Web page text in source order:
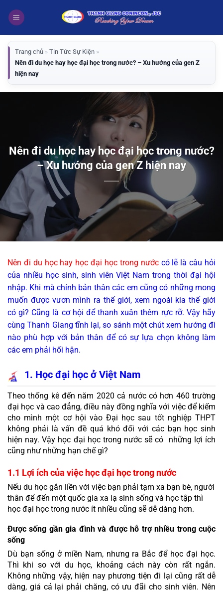
qua
dung
Trang chủ » Tin Tức Sự Kiện »
Nên đi du học hay học đại học trong nước? – Xu hướng của gen Z
hiện nay
Nên đi du học hay học đại học trong nước?
– Xu hướng của gen Z hiện nay
Nên đi du học hay học đại học trong nước có lẽ là câu hỏi
của nhiều học sinh, sinh viên Việt Nam trong thời đại hội
nhập. Khi mà chính bản thân các em cũng có những mong
muốn được vươn mình ra thế giới, xem ngoài kia thế giới
có gì? Cũng là cơ hội để thanh xuân thêm rực rỡ. Vậy hãy
cùng Thanh Giang tĩnh lại, so sánh một chút xem hướng đi
nào phù hợp với bản thân để có sự lựa chọn không làm
các em phải hối hận.
1. Học đại học ở Việt Nam
Theo thống kê đến năm 2020 cả nước có hơn 460 trường
đại học và cao đẳng, điều này đồng nghĩa với việc để kiếm
cho mình một cơ hội vào Đại học sau tốt nghiệp THPT
không phải là vấn đề quá khó đối với các bạn học sinh
hiện nay. Vậy học đại học trong nước sẽ có  những lợi ích
cũng như những hạn chế gì?
1.1 Lợi ích của việc học đại học trong nước
Nếu du học gắn liền với việc bạn phải tạm xa bạn bè, người
thân để đến một quốc gia xa lạ sinh sống và học tập thì
học đại học trong nước ít nhiều cũng sẽ dễ dàng hơn.
Được sống gần gia đình và được hỗ trợ nhiều trong cuộc
sống
Dù bạn sống ở miền Nam, nhưng ra Bắc để học đại học.
Thì khi so với du học, khoảng cách này còn rất ngắn.
Không những vậy, hiện nay phương tiện đi lại cũng rất dễ
dàng, giá cả lại phải chăng, có ưu đãi cho sinh viên. Nên